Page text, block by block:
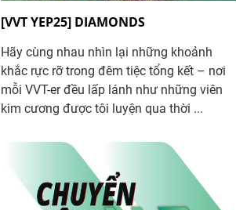
[VVT YEP25] DIAMONDS
Hãy cùng nhau nhìn lại những khoảnh
khắc rực rỡ trong đêm tiệc tổng kết – nơi
mỗi VVT-er đều lấp lánh như những viên
kim cương được tôi luyện qua thời ...